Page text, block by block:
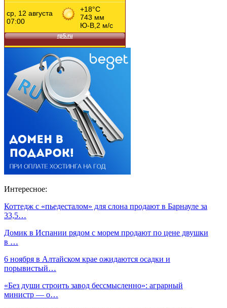
Интересное:
Коттедж с «пьедесталом» для слона продают в Барнауле за
33,5…
Домик в Испании рядом с морем продают по цене двушки
в …
6 ноября в Алтайском крае ожидаются осадки и
порывистый…
«Без души строить завод бессмысленно»: аграрный
министр — о…